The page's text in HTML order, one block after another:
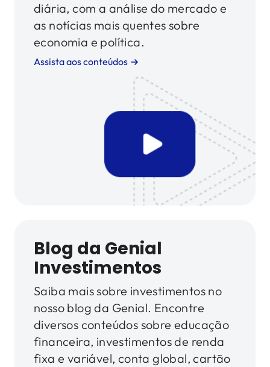
diária, com a análise do mercado e
as notícias mais quentes sobre
economia e política.
Assista aos conteúdos
Blog da Genial
Investimentos
Saiba mais sobre investimentos no
nosso blog da Genial. Encontre
diversos conteúdos sobre educação
financeira, investimentos de renda
fixa e variável, conta global, cartão